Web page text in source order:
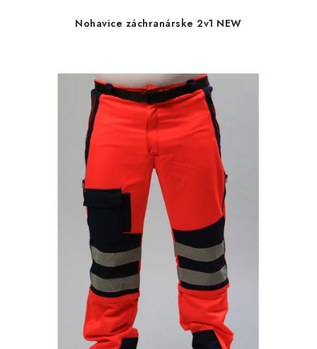
Nohavice záchranárske 2v1 NEW